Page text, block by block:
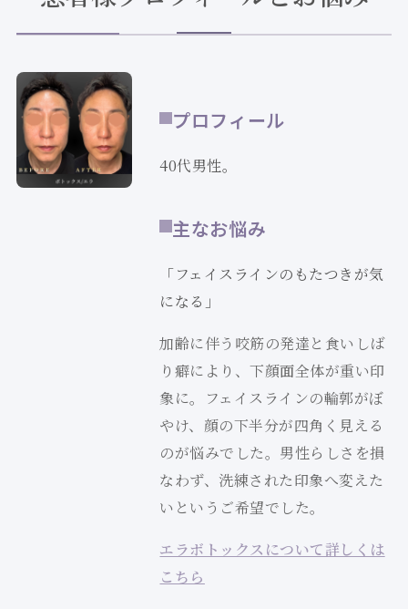
プロフィール
40代男性。
主なお悩み
「フェイスラインのもたつきが気
になる」
加齢に伴う咬筋の発達と食いしば
り癖により、下顔面全体が重い印
象に。フェイスラインの輪郭がぼ
やけ、顔の下半分が四角く見える
のが悩みでした。男性らしさを損
なわず、洗練された印象へ変えた
いというご希望でした。
エラボトックスについて詳しくは
こちら